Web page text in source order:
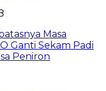
Masa
Ganti Sekam Padi
Peniron